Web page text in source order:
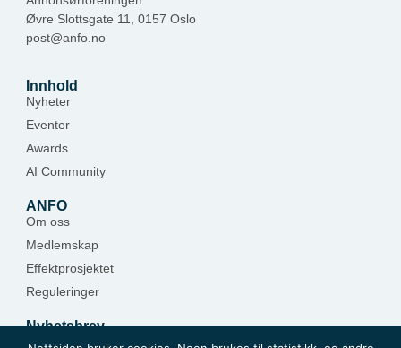
Øvre Slottsgate 11, 0157 Oslo
post@anfo.no
Innhold
Nyheter
Eventer
Awards
AI Community
ANFO
Om oss
Medlemskap
Effektprosjektet
Reguleringer
Nyhetsbrev
Hold deg oppdatert — meld deg på.